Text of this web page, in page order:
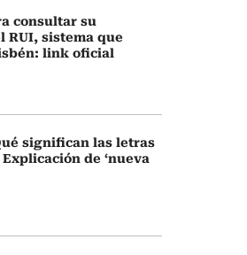
consultar su
RUI, sistema que
link oficial
significan las letras
Explicación de ‘nueva